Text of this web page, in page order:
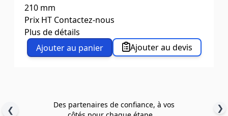
❮ ❯
Dim. utiles L x l. (mm)
210 mm
Prix HT Contactez-nous
Plus de détails
Charge (kg)Ardoise signalétique : Dim l. 330 x
H 210 mm
Ajouter au panier Ajouter au devis
Des partenaires de confiance, à vos